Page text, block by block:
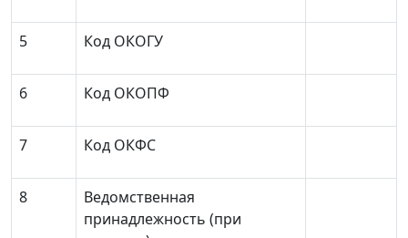
5 Код ОКОГУ
6 Код ОКОПФ
7 Код ОКФС
8
Ведомственная
принадлежность (при